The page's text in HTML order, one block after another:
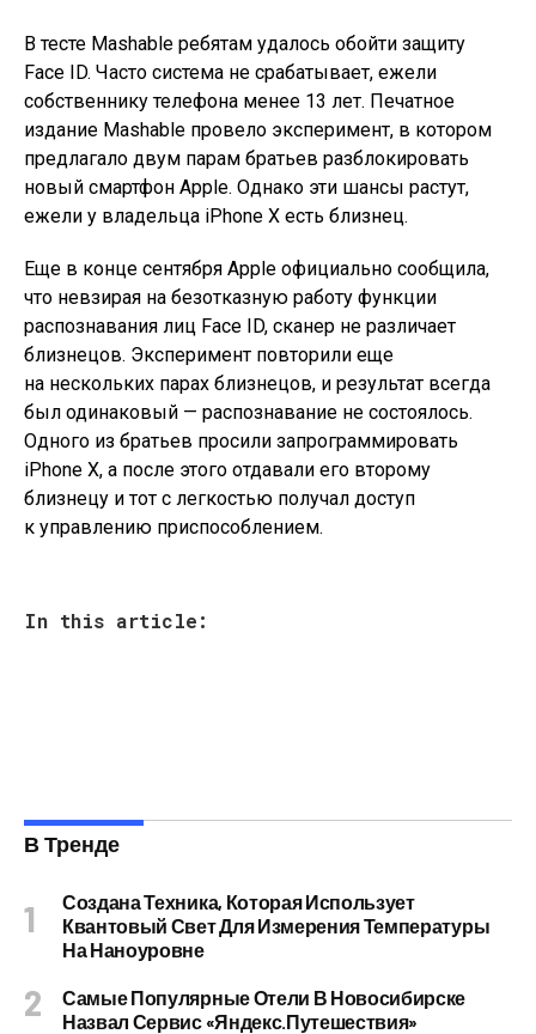
В тесте Mashable ребятам удалось обойти защиту
Face ID. Часто система не срабатывает, ежели
собственнику телефона менее 13 лет. Печатное
издание Mashable провело эксперимент, в котором
предлагало двум парам братьев разблокировать
новый смартфон Apple. Однако эти шансы растут,
ежели у владельца iPhone X есть близнец.
Еще в конце сентября Apple официально сообщила,
что невзирая на безотказную работу функции
распознавания лиц Face ID, сканер не различает
близнецов. Эксперимент повторили еще
на нескольких парах близнецов, и результат всегда
был одинаковый — распознавание не состоялось.
Одного из братьев просили запрограммировать
iPhone X, а после этого отдавали его второму
близнецу и тот с легкостью получал доступ
к управлению приспособлением.
In this article:
В Тренде
Создана Техника, Которая Использует
Квантовый Свет Для Измерения Температуры
На Наноуровне
Самые Популярные Отели В Новосибирске
Назвал Сервис «Яндекс.Путешествия»